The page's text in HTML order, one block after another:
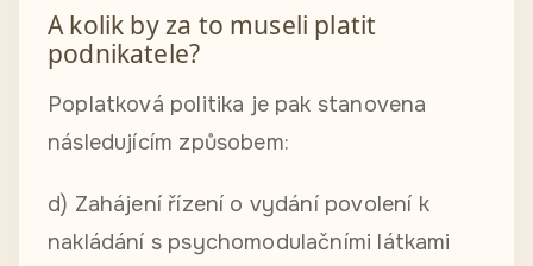
A kolik by za to museli platit
podnikatele?
Poplatková politika je pak stanovena
následujícím způsobem:
d) Zahájení řízení o vydání povolení k
nakládání s psychomodulačními látkami